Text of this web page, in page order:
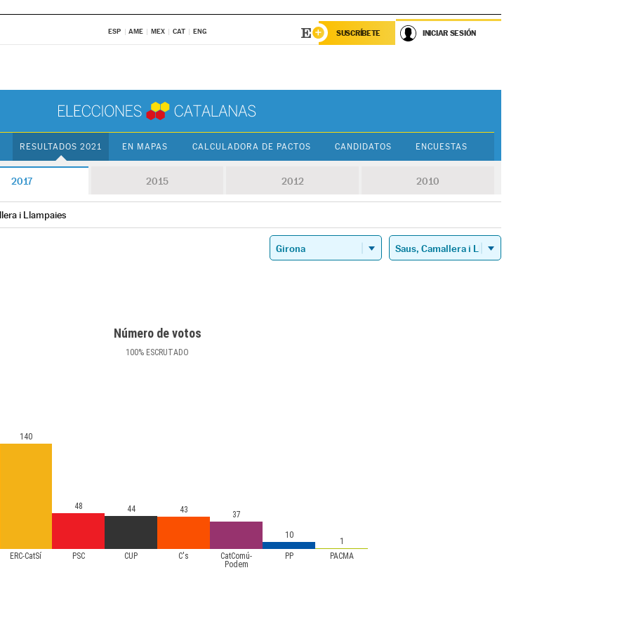
ESP AME MEX CAT ENG SUSCRÍBETE INICIAR SESIÓN
RESULTADOS 2021 EN MAPAS CALCULADORA DE PACTOS CANDIDATOS ENCUESTAS
2017 2015 2012 2010
i Llampaies
Número de votos
100% ESCRUTADO
ERC-CatSí PSC CUP C's
CatComú-
Podem
PP PACMA
140
48 44 43 37
10
1